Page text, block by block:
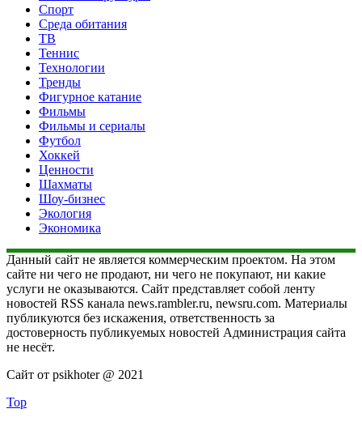
Спорт
Среда обитания
ТВ
Теннис
Технологии
Тренды
Фигурное катание
Фильмы
Фильмы и сериалы
Футбол
Хоккей
Ценности
Шахматы
Шоу-бизнес
Экология
Экономика
Данный сайт не является коммерческим проектом. На этом
сайте ни чего не продают, ни чего не покупают, ни какие
услуги не оказываются. Сайт представляет собой ленту
новостей RSS канала news.rambler.ru, newsru.com. Материалы
публикуются без искажения, ответственность за
достоверность публикуемых новостей Администрация сайта
не несёт.
Сайт от psikhoter @ 2021
Top